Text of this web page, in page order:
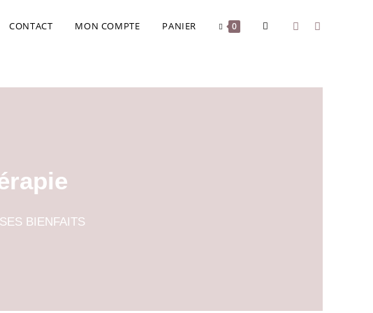
CONTACT MON COMPTE PANIER 0
BIENFAITS